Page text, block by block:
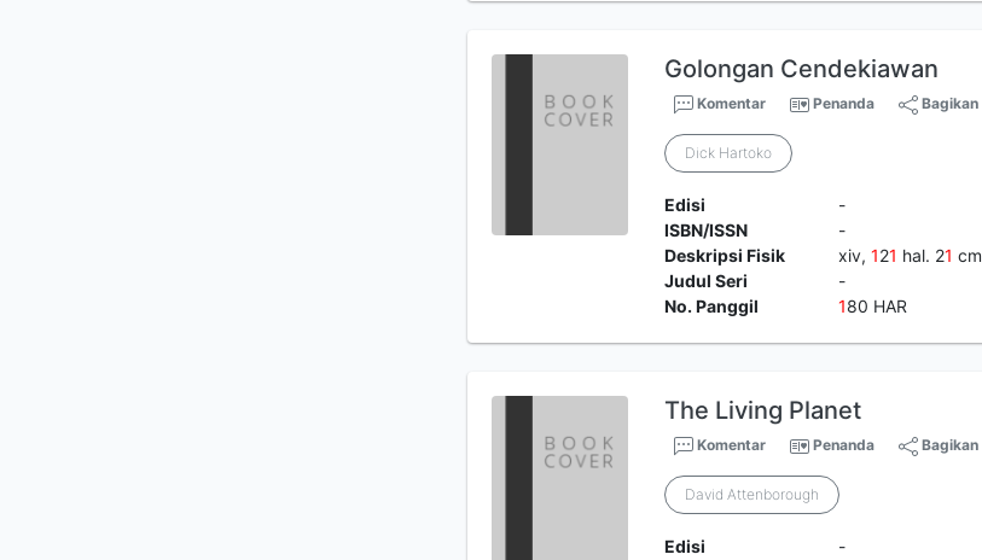
Golongan Cendekiawan
Komentar Penanda Bagikan
Dick Hartoko
Edisi
-
ISBN/ISSN
-
Deskripsi Fisik
xiv, 121 hal. 21 cm
Judul Seri
-
No. Panggil
180 HAR
The Living Planet
Komentar Penanda Bagikan
David Attenborough
Edisi
-